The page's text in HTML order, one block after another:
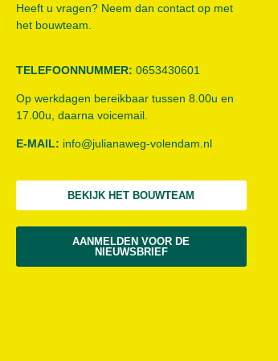
Heeft u vragen? Neem dan contact op met
het bouwteam.
TELEFOONNUMMER: 0653430601
Op werkdagen bereikbaar tussen 8.00u en
17.00u, daarna voicemail.
E-MAIL: info@julianaweg-volendam.nl
BEKIJK HET BOUWTEAM
AANMELDEN VOOR DE
NIEUWSBRIEF